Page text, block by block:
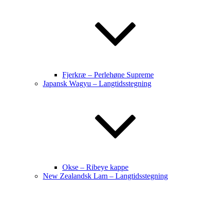
Fjerkræ – Perlehøne Supreme
Japansk Wagyu – Langtidsstegning
Okse – Ribeye kappe
New Zealandsk Lam – Langtidsstegning